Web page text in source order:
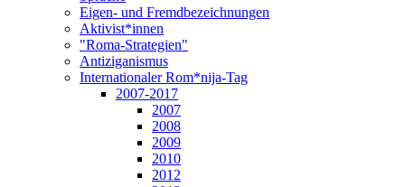
Eigen- und Fremdbezeichnungen
Aktivist*innen
"Roma-Strategien"
Antiziganismus
Internationaler Rom*nija-Tag
2007-2017
2007
2008
2009
2010
2012